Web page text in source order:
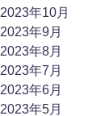
2023年10月
2023年9月
2023年8月
2023年7月
2023年6月
2023年5月